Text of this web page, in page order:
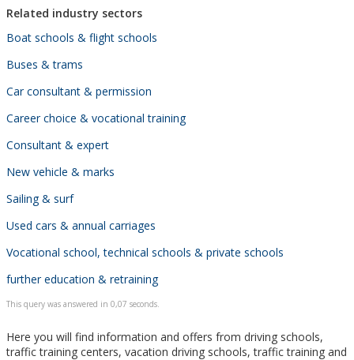
Related industry sectors
Boat schools & flight schools
Buses & trams
Car consultant & permission
Career choice & vocational training
Consultant & expert
New vehicle & marks
Sailing & surf
Used cars & annual carriages
Vocational school, technical schools & private schools
further education & retraining
This query was answered in 0,07 seconds.
Here you will find information and offers from driving schools,
traffic training centers, vacation driving schools, traffic training and